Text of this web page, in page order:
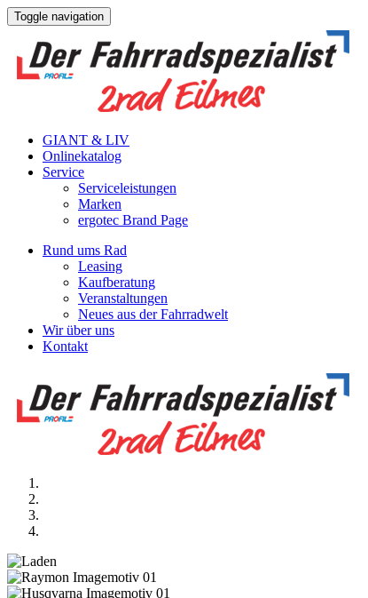
Toggle navigation
GIANT & LIV
Onlinekatalog
Service
Serviceleistungen
Marken
ergotec Brand Page
Rund ums Rad
Leasing
Kaufberatung
Veranstaltungen
Neues aus der Fahrradwelt
Wir über uns
Kontakt